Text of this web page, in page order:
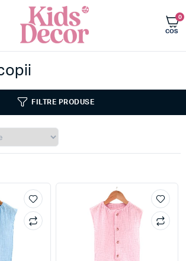
COS
0
FILTRE PRODUSE